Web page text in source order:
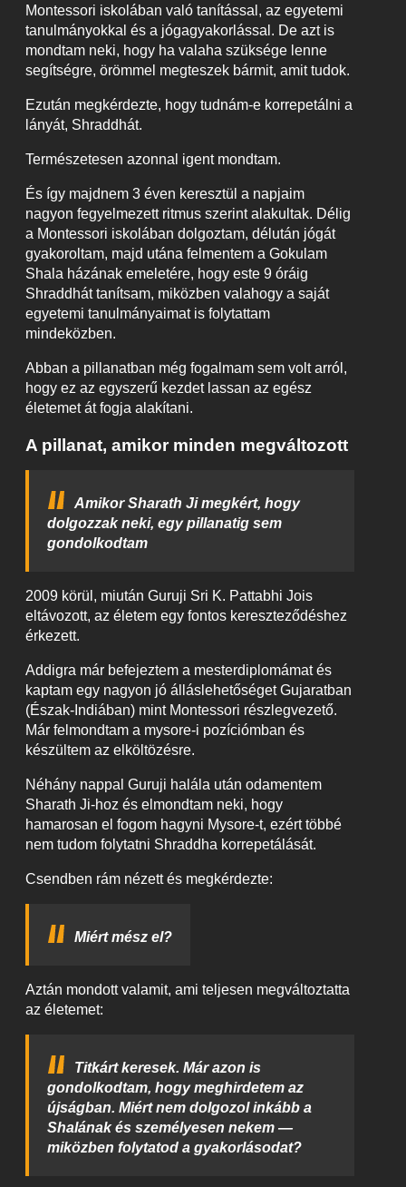
Montessori iskolában való tanítással, az egyetemi
tanulmányokkal és a jógagyakorlással. De azt is
mondtam neki, hogy ha valaha szüksége lenne
segítségre, örömmel megteszek bármit, amit tudok.
Ezután megkérdezte, hogy tudnám-e korrepetálni a
lányát, Shraddhát.
Természetesen azonnal igent mondtam.
És így majdnem 3 éven keresztül a napjaim
nagyon fegyelmezett ritmus szerint alakultak. Délig
a Montessori iskolában dolgoztam, délután jógát
gyakoroltam, majd utána felmentem a Gokulam
Shala házának emeletére, hogy este 9 óráig
Shraddhát tanítsam, miközben valahogy a saját
egyetemi tanulmányaimat is folytattam
mindeközben.
Abban a pillanatban még fogalmam sem volt arról,
hogy ez az egyszerű kezdet lassan az egész
életemet át fogja alakítani.
A pillanat, amikor minden megváltozott
Amikor Sharath Ji megkért, hogy
dolgozzak neki, egy pillanatig sem
gondolkodtam
2009 körül, miután Guruji Sri K. Pattabhi Jois
eltávozott, az életem egy fontos kereszteződéshez
érkezett.
Addigra már befejeztem a mesterdiplomámat és
kaptam egy nagyon jó álláslehetőséget Gujaratban
(Észak-Indiában) mint Montessori részlegvezető.
Már felmondtam a mysore-i pozíciómban és
készültem az elköltözésre.
Néhány nappal Guruji halála után odamentem
Sharath Ji-hoz és elmondtam neki, hogy
hamarosan el fogom hagyni Mysore-t, ezért többé
nem tudom folytatni Shraddha korrepetálását.
Csendben rám nézett és megkérdezte:
Miért mész el?
Aztán mondott valamit, ami teljesen megváltoztatta
az életemet:
Titkárt keresek. Már azon is
gondolkodtam, hogy meghirdetem az
újságban. Miért nem dolgozol inkább a
Shalának és személyesen nekem —
miközben folytatod a gyakorlásodat?